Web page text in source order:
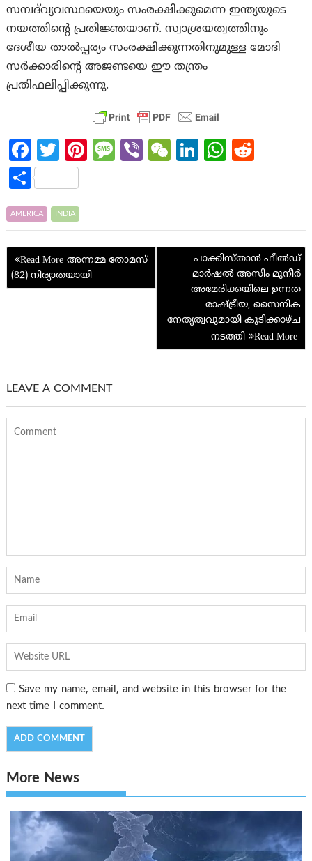
സമ്പദ്‌വ്യവസ്ഥയെയും സംരക്ഷിക്കുമെന്ന ഇന്ത്യയുടെ
നയത്തിന്റെ പ്രതിജ്ഞയാണ്. സ്വാശ്രയത്വത്തിനും
ദേശീയ താൽപ്പര്യം സംരക്ഷിക്കുന്നതിനുമുള്ള മോദി
സർക്കാരിന്റെ അജണ്ടയെ ഈ തന്ത്രം
പ്രതിഫലിപ്പിക്കുന്നു.
Fa
ce
b
o
o
k
T
w
itt
er
Pi
t
M
e
Vi W
at
Li
n
W
A
p
p
t
S
h
ar
e
AMERICA INDIA
Post
navigation
അന്നമ്മ തോമസ്
(82) നിര്യാതയായി
പാക്കിസ്താന്‍ ഫീൽഡ്
മാർഷൽ അസിം മുനീർ
അമേരിക്കയിലെ ഉന്നത
രാഷ്ട്രീയ, സൈനിക
നേതൃത്വവുമായി കൂടിക്കാഴ്ച
നടത്തി
LEAVE A COMMENT
Save my name, email, and website in this browser for the
next time I comment.
More News